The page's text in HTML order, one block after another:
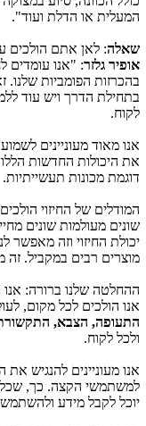
המעלית או הדלת ועוד".
שאלה: לאן אתם הולכים
אופיר גלזר: "אנו עומדים
בהכרזות הפומביות
בתחילת הדרך ויש עוד
לקוח.
אנו מאוד מעוניינים
את היכולות החדשות
דוגמת מכונות תעשייתיות.
המודלים של החיזוי
שונים מעולמות שונים
יכולת החיזוי וזה מאפשר
מוצרים רבים במקביל. זה
ההחלטה שלנו ברורה: אנו
אנו הולכים לכל מקום,
התעופה, הצבא,
ולכל לקוח.
אנו מעוניינים להנגיש
למשתמשי הקצה. כך, שכל
יוכל לקבל מידע